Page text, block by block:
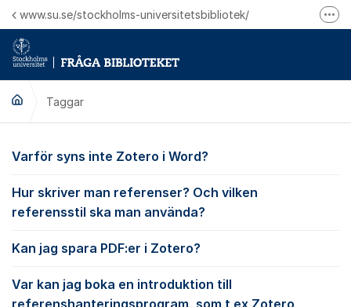
Hoppa till innehåll
www.su.se/stockholms-universitetsbibliotek/
Taggar
Varför syns inte Zotero i Word?
Hur skriver man referenser? Och vilken
referensstil ska man använda?
Kan jag spara PDF:er i Zotero?
Var kan jag boka en introduktion till
referenshanteringsprogram, som t ex Zotero,